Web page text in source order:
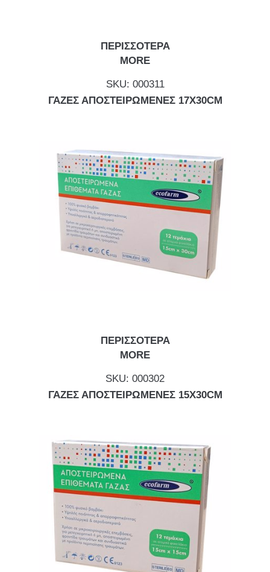
ΠΕΡΙΣΣΟΤΕΡΑ
MORE
SKU: 000311
ΓΑΖΕΣ ΑΠΟΣΤΕΙΡΩΜΕΝΕΣ 17Χ30CM
ΠΕΡΙΣΣΟΤΕΡΑ
MORE
SKU: 000302
ΓΑΖΕΣ ΑΠΟΣΤΕΙΡΩΜΕΝΕΣ 15Χ30CM